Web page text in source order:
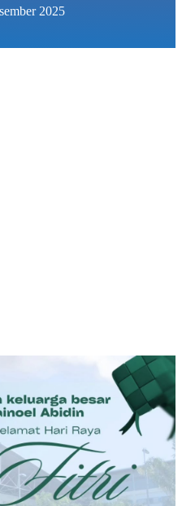
2025